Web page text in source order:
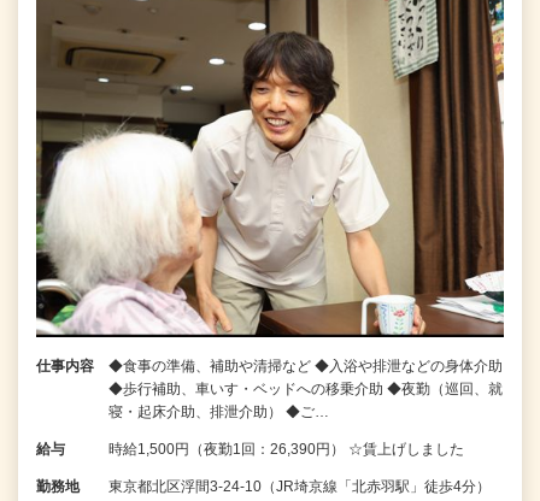
仕事内容
◆食事の準備、補助や清掃など ◆入浴や排泄などの身体介助
◆歩行補助、車いす・ベッドへの移乗介助 ◆夜勤（巡回、就
寝・起床介助、排泄介助） ◆ご…
給与 時給1,500円（夜勤1回：26,390円） ☆賃上げしました
勤務地 東京都北区浮間3-24-10（JR埼京線「北赤羽駅」徒歩4分）